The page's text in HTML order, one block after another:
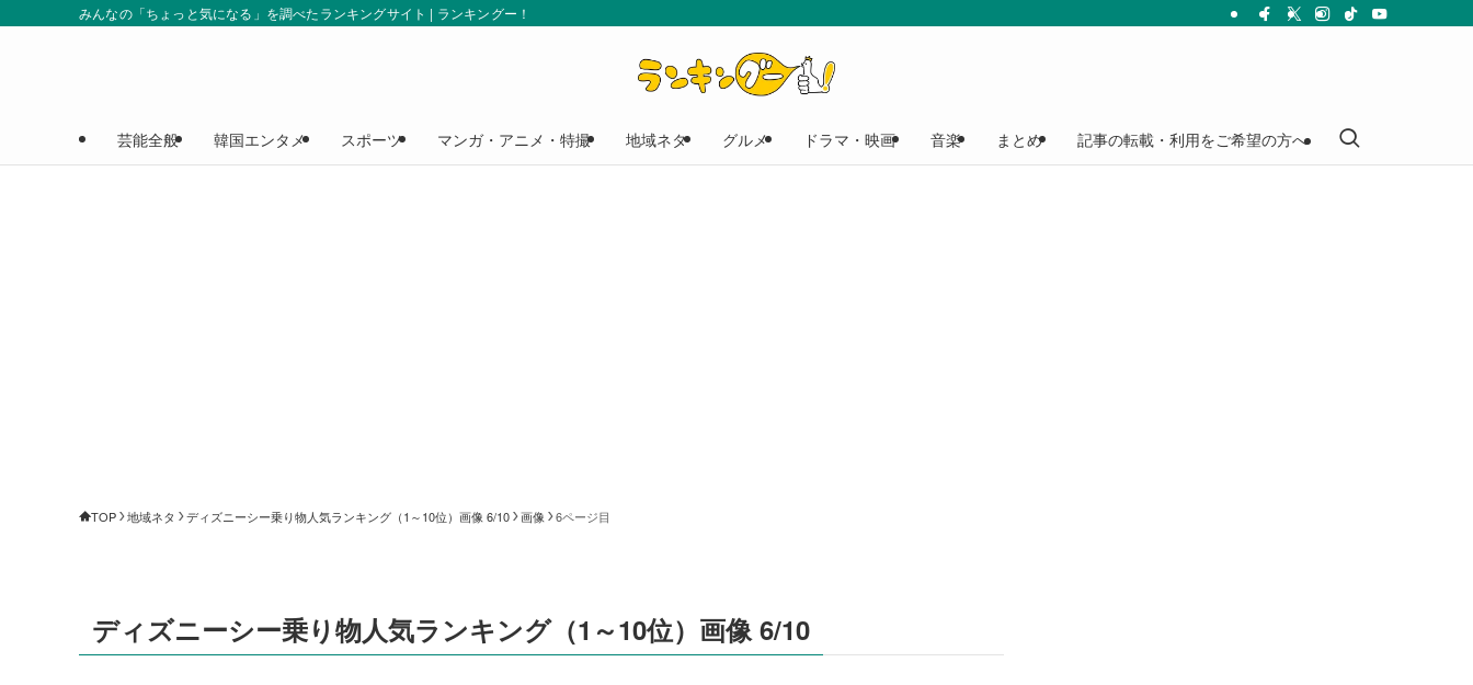
みんなの「ちょっと気になる」を調べたランキングサイト | ランキングー！
芸能全般 韓国エンタメ スポーツ マンガ・アニメ・特撮 地域ネタ グルメ ドラマ・映画 音楽 まとめ 記事の転載・利用をご希望の方へ
TOP 地域ネタ ディズニーシー乗り物人気ランキング（1～10位）画像 6/10 画像 6ページ目
ディズニーシー乗り物人気ランキング（1～10位）画像 6/10